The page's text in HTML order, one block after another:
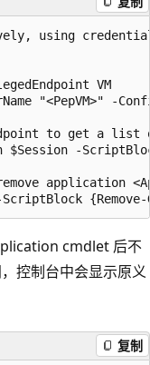
using
VM
"<PepVM>"
to get a
$Session -
application
cmdlet 后不
控制台中会显示原义
复制